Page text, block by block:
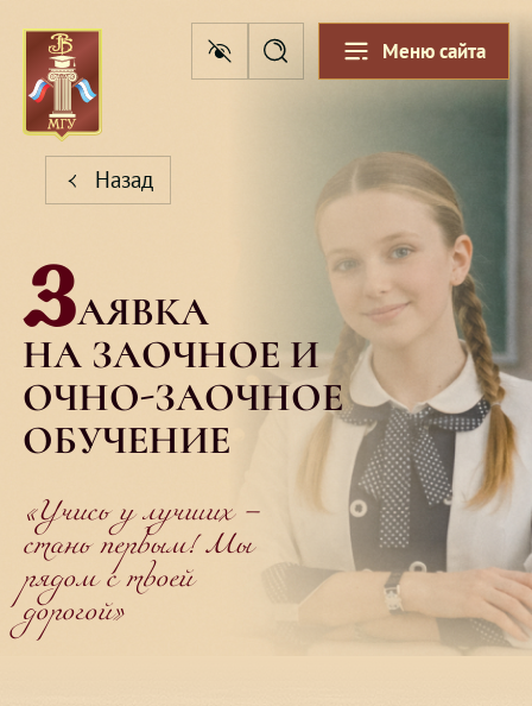
Меню сайта
Назад
ЗАЯВКА
НА ЗАОЧНОЕ И
ОЧНО-ЗАОЧНОЕ
ОБУЧЕНИЕ
«Учись у лучших –
стань первым! Мы
рядом с твоей
дорогой»